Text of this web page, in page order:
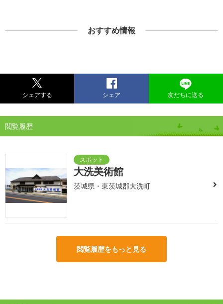
おすすめ情報
シェアする シェア 友だちに送る
閲覧履歴
大洗美術館
茨城県・東茨城郡大洗町
閲覧履歴をもっと見る